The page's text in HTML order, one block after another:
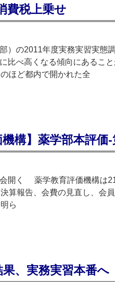
費税上乗せ
）の2011年度実務実習実態
比べ高くなる傾向にあるこ
ほど都内で開かれた全
機構】薬学部本評価
開く 薬学教育評価機構は
算報告、会費の見直し、会
ら
、実務実習本番へ